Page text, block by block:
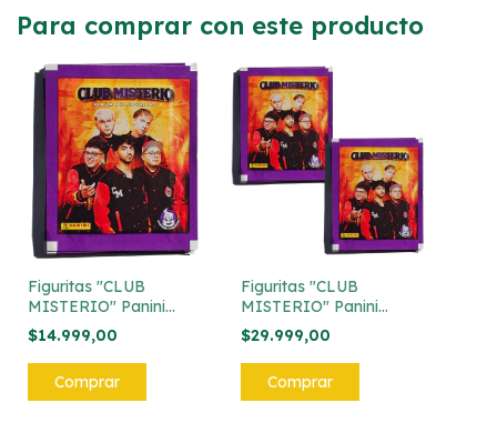
Para comprar con este producto
Figuritas "CLUB
MISTERIO" Panini
Pack x10 sobres
$14.999,00
Figuritas "CLUB
MISTERIO" Panini
Pack x20 sobres
$29.999,00